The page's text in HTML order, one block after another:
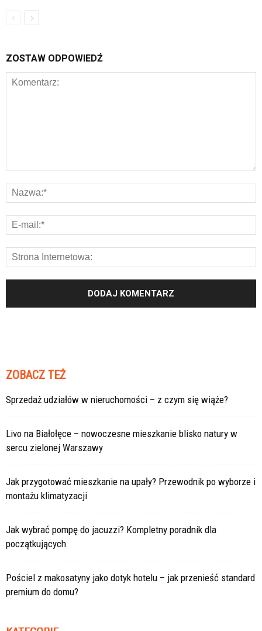
ZOSTAW ODPOWIEDŹ
ZOBACZ TEŻ
Sprzedaż udziałów w nieruchomości – z czym się wiąże?
Livo na Białołęce – nowoczesne mieszkanie blisko natury w
sercu zielonej Warszawy
Jak przygotować mieszkanie na upały? Przewodnik po wyborze i
montażu klimatyzacji
Jak wybrać pompę do jacuzzi? Kompletny poradnik dla
początkujących
Pościel z makosatyny jako dotyk hotelu – jak przenieść standard
premium do domu?